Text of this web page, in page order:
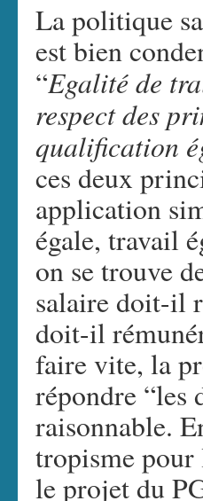
La politique
est bien
“Egalité de
respect des
qualification
ces deux
application
égale, travail
on se trouve
salaire doit-il
doit-il
faire vite, la
répondre “les
raisonnable.
tropisme pour
le projet du